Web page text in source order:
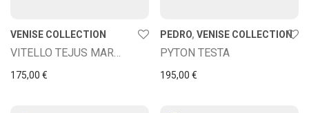
VENISE COLLECTION
175,00 €
PEDRO, VENISE COLLECTION
PYTON TESTA
195,00 €